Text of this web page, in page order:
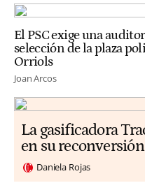
El PSC exige una
selección de la plaza
Orriols
Joan Arcos
La gasificadora
en su reconversión
Daniela Rojas